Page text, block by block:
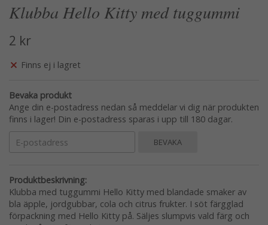
Klubba Hello Kitty med tuggummi
2 kr
Finns ej i lagret
Bevaka produkt
Ange din e-postadress nedan så meddelar vi dig när produkten
finns i lager! Din e-postadress sparas i upp till 180 dagar.
BEVAKA
Produktbeskrivning:
Klubba med tuggummi Hello Kitty med blandade smaker av
bla äpple, jordgubbar, cola och citrus frukter. I söt färgglad
förpackning med Hello Kitty på. Säljes slumpvis vald färg och